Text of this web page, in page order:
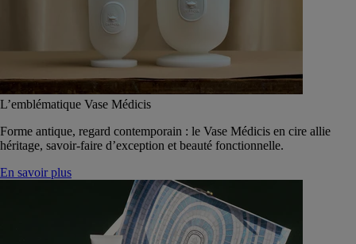
L’emblématique Vase Médicis
Forme antique, regard contemporain : le Vase Médicis en cire allie
héritage, savoir-faire d’exception et beauté fonctionnelle.
En savoir plus